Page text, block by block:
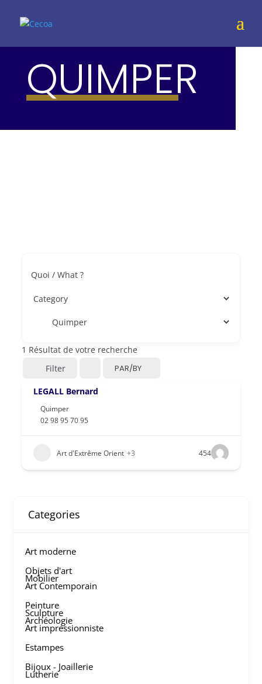
QUIMPER
Quoi / What ?
1 Résultat de votre recherche
Filter
PAR/BY
LEGALL Bernard
Quimper
02 98 95 70 95
Art d'Extrême Orient +3 454
Categories
Art moderne
Objets d'art
Mobilier
Art Contemporain
Peinture
Sculpture
Archéologie
Art impressionniste
Estampes
Bijoux - Joaillerie
Lutherie